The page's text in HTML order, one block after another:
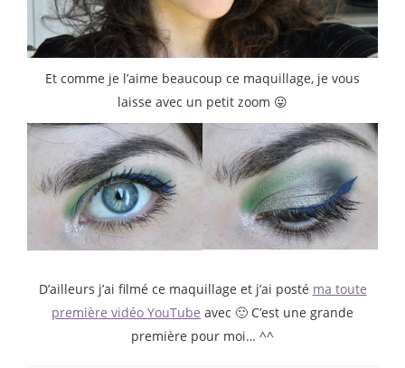
Et comme je l’aime beaucoup ce maquillage, je vous
laisse avec un petit zoom 😛
D’ailleurs j’ai filmé ce maquillage et j’ai posté ma toute
première vidéo YouTube avec 🙂 C’est une grande
première pour moi… ^^